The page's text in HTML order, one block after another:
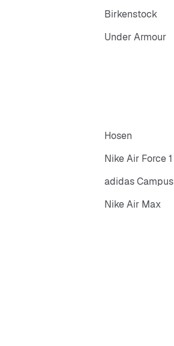
Birkenstock
Under Armour
Hosen
Nike Air Force 1
adidas Campus
Nike Air Max